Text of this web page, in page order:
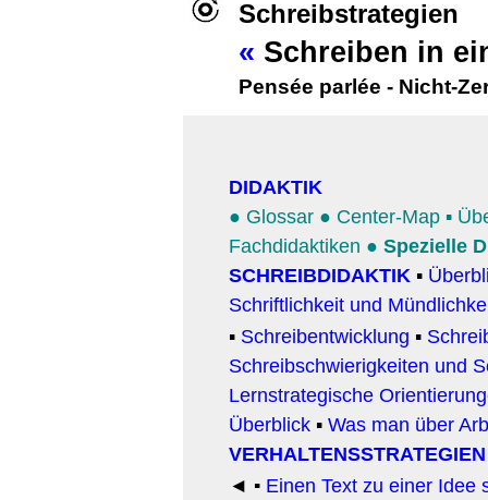
Schreibstrategien
« Schreiben in
Pensée parlée - Nicht-
DIDAKTIK
● Glossar ● Center-Map ▪
Fachdidaktiken ● Spezielle
SCHREIBDIDAKTIK ▪
Schriftlichkeit und
▪ Schreibentwicklung ▪
Schreibschwierigkeiten und
Lernstrategische
Überblick ▪ Was man über
◄ ▪ Einen Text zu einer Idee